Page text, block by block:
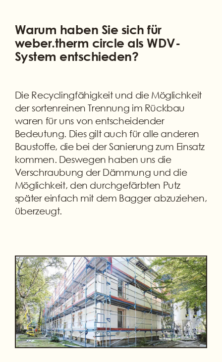
Warum haben Sie sich für
weber.therm circle als WDV-
System entschieden?
Die Recyclingfähigkeit und die Möglichkeit
der sortenreinen Trennung im Rückbau
waren für uns von entscheidender
Bedeutung. Dies gilt auch für alle anderen
Baustoffe, die bei der Sanierung zum Einsatz
kommen. Deswegen haben uns die
Verschraubung der Dämmung und die
Möglichkeit, den durchgefärbten Putz
später einfach mit dem Bagger abzuziehen,
überzeugt.